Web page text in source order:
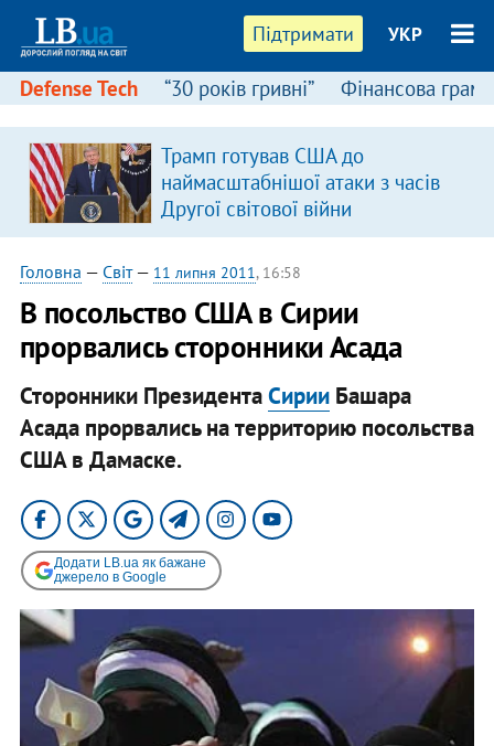
Підтримати УКР
Defense Tech “30 років гривні” Фінансова
Трамп готував США до
наймасштабнішої атаки з часів
Другої світової війни
Головна — Світ— 11 липня 2011, 16:58
В посольство США в Сирии
прорвались сторонники Асада
Сторонники ПрезидентаСирииБашара
Асада прорвались на территорию посольства
США в Дамаске.
Додати LB.ua як бажане
джерело в Google